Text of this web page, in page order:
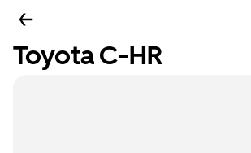
Toyota C-HR